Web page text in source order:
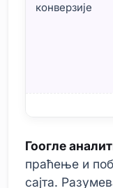
конверзије
Гоогле
праћење и
сајта.